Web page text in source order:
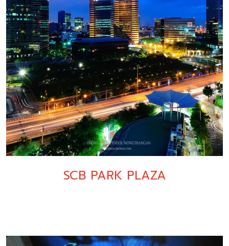
SCB PARK PLAZA